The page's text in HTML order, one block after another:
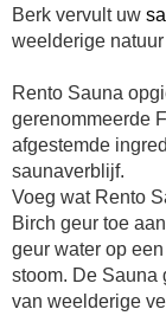
Berk vervult uw
weelderige
Rento Sauna
gerenommeerde
afgestemde
saunaverblijf.
Voeg wat Rento
Birch geur toe
geur water op
stoom. De Sauna
van weelderige